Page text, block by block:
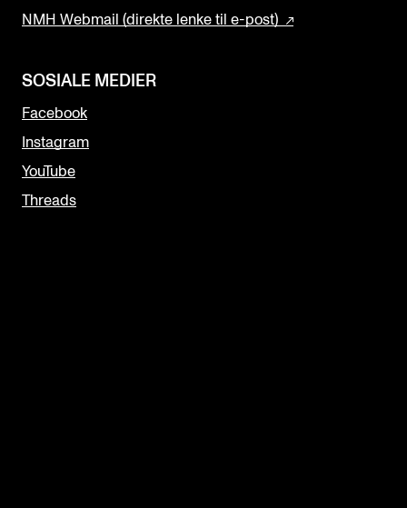
NMH Webmail (direkte lenke til e-post)
SOSIALE MEDIER
Facebook
Instagram
YouTube
Threads